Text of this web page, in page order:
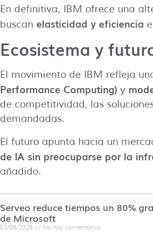
En definitiva, IBM ofrece una
buscan elasticidad y eficiencia
Ecosistema y
El movimiento de IBM refleja
Performance Computing) y
de competitividad, las
demandadas.
El futuro apunta hacia un
de IA sin preocuparse por la
añadido.
Serveo reduce tiempos un 80%
de Microsoft
03/08/2026 No hay comentarios